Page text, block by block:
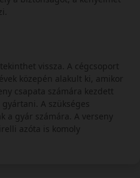
vissza. A cégcsoport
közepén alakult ki, amikor
csapata számára kezdett
A szükséges
a gyár számára. A verseny
azóta is komoly